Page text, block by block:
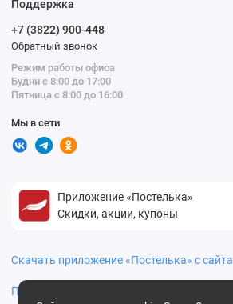
Поддержка
+7 (3822) 900-448
Обратный звонок
Режим работы офиса
Будни с 8:00 до 17:00
Пятница с 8:00 до 16:00
Мы в сети
Приложение «Постелька»
Скидки, акции, купоны
Скачать приложение «Постелька» с сайта
Политика конфиденциальности